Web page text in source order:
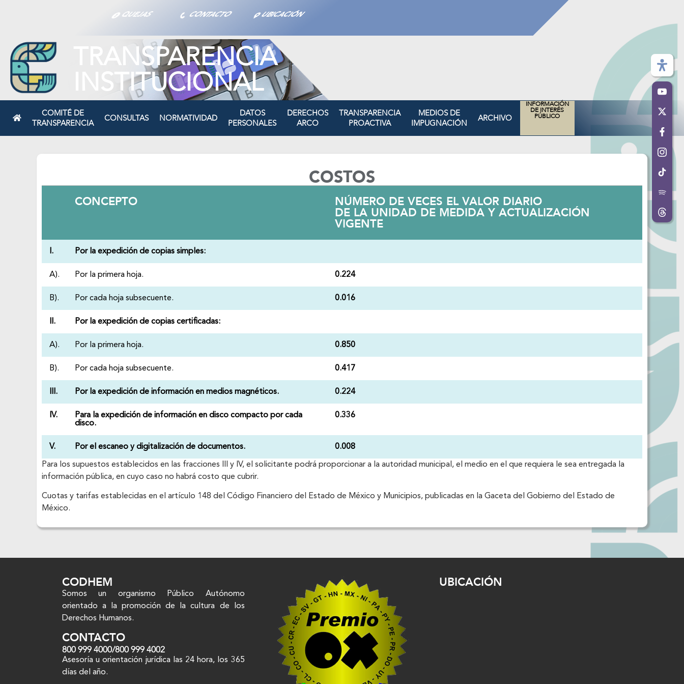
QUEJAS CONTACTO UBICACIÓN
TRANSPARENCIA
INSTITUCIONAL
COMITÉ DE
TRANSPARENCIA
CONSULTAS NORMATIVIDAD
DATOS
PERSONALES
DERECHOS
ARCO
TRANSPARENCIA
PROACTIVA
MEDIOS DE
IMPUGNACIÓN
ARCHIVO
INFORMACIÓN
DE INTERÉS
PÚBLICO
COSTOS
CONCEPTO NÚMERO DE VECES EL VALOR DIARIO
DE LA UNIDAD DE MEDIDA Y ACTUALIZACIÓN
VIGENTE
I. Por la expedición de copias simples:
A). Por la primera hoja. 0.224
B). Por cada hoja subsecuente. 0.016
II. Por la expedición de copias certificadas:
A). Por la primera hoja. 0.850
B). Por cada hoja subsecuente. 0.417
III. Por la expedición de información en medios magnéticos. 0.224
IV.
Para la expedición de información en disco compacto por cada
disco.
0.336
V. Por el escaneo y digitalización de documentos. 0.008
Para los supuestos establecidos en las fracciones III y IV, el solicitante podrá proporcionar a la autoridad municipal, el medio en el que requiera le sea entregada la
información pública, en cuyo caso no habrá costo que cubrir.
Cuotas y tarifas establecidas en el artículo 148 del Código Financiero del Estado de México y Municipios, publicadas en la Gaceta del Gobierno del Estado de
México.
CODHEM
Somos un organismo Público Autónomo
orientado a la promoción de la cultura de los
Derechos Humanos.
CONTACTO
800 999 4000/800 999 4002
Asesoría u orientación jurídica las 24 hora, los 365
días del año.
UBICACIÓN